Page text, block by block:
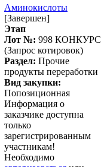
Аминокислоты
[Завершен]
Этап
Лот №: 998 КОНКУРС
(Запрос котировок)
Раздел: Прочие
продукты переработки
Вид закупки:
Попозиционная
Информация о
заказчике доступна
только
зарегистрированным
участникам!
Необходимо